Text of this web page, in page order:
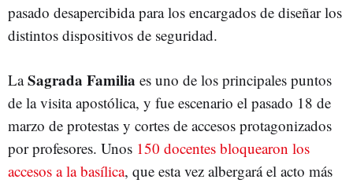
pasado desapercibida para los encargados de diseñar los
distintos dispositivos de seguridad.
LaSagrada Familia es uno de los principales puntos
de la visita apostólica, y fue escenario el pasado 18 de
marzo de protestas y cortes de accesos protagonizados
por profesores. Unos 150 docentes bloquearon los
accesos a la basílica, que esta vez albergará el acto más